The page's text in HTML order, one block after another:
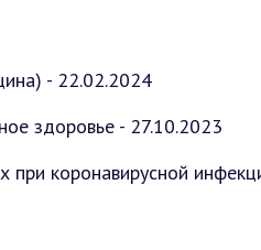
- 22.02.2024
здоровье - 27.10.2023
при коронавирусной